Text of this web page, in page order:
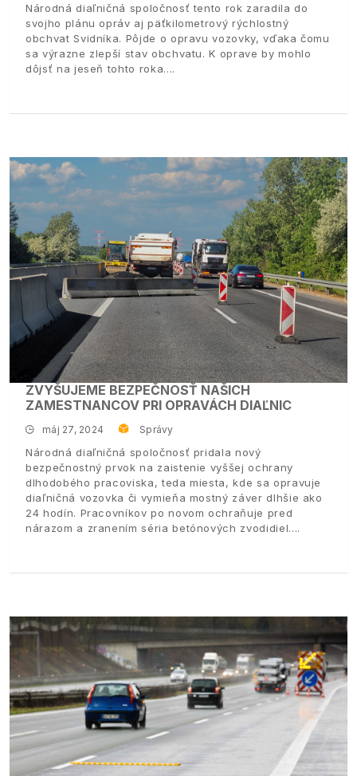
Národná diaľničná spoločnosť tento rok zaradila do
svojho plánu opráv aj päťkilometrový rýchlostný
obchvat Svidníka. Pôjde o opravu vozovky, vďaka čomu
sa výrazne zlepší stav obchvatu. K oprave by mohlo
dôjsť na jeseň tohto roka.
ZVYŠUJEME BEZPEČNOSŤ NAŠICH
ZAMESTNANCOV PRI OPRAVÁCH DIAĽNIC
máj 27, 2024 Správy
Národná diaľničná spoločnosť pridala nový
bezpečnostný prvok na zaistenie vyššej ochrany
dlhodobého pracoviska, teda miesta, kde sa opravuje
diaľničná vozovka či vymieňa mostný záver dlhšie ako
24 hodín. Pracovníkov po novom ochraňuje pred
nárazom a zranením séria betónových zvodidiel.